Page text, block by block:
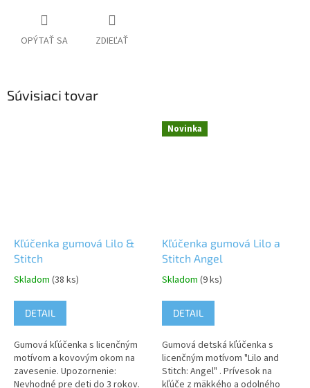
OPÝTAŤ SA ZDIEĽAŤ
Súvisiaci tovar
Kľúčenka gumová Lilo &
Stitch
Skladom (38 ks)
DETAIL
Gumová kľúčenka s licenčným
motívom a kovovým okom na
zavesenie. Upozornenie:
Nevhodné pre deti do 3 rokov.
Novinka
Kľúčenka gumová Lilo a
Stitch Angel
Skladom (9 ks)
DETAIL
Gumová detská kľúčenka s
licenčným motívom "Lilo and
Stitch: Angel" . Prívesok na
kľúče z mäkkého a odolného